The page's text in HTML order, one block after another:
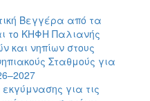
Βεγγέρα από τα
το ΚΗΦΗ Παλιανής
και νηπίων στους
Σταθμούς για
για τις